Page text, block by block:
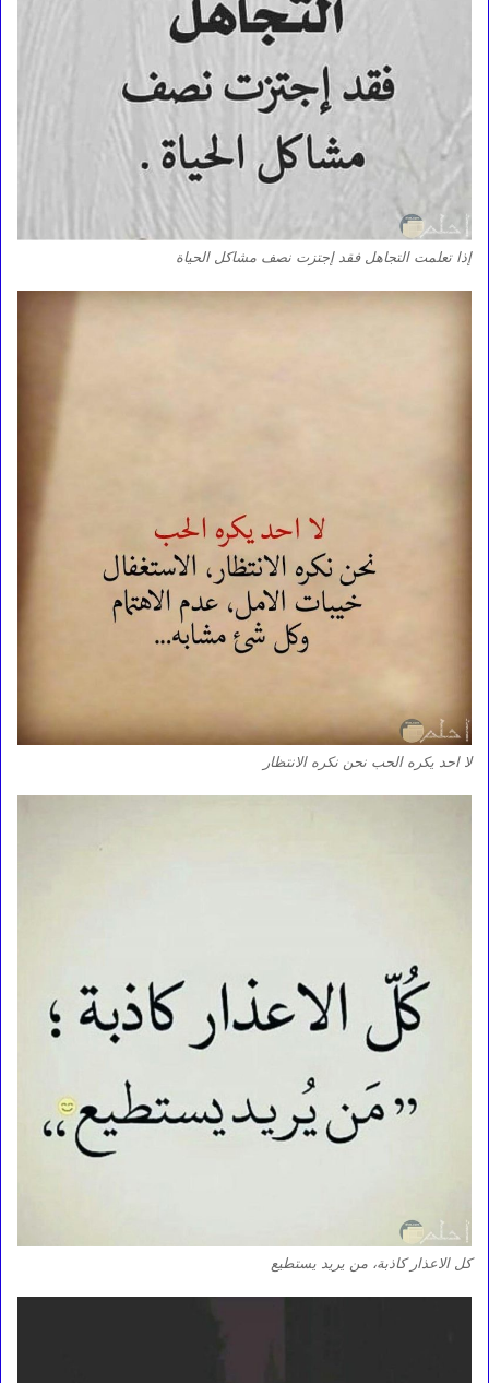
إذا تعلمت التجاهل فقد إجتزت نصف مشاكل الحياة
لا احد يكره الحب نحن نكره الانتظار
كل الاعذار كاذبة، من يريد يستطيع